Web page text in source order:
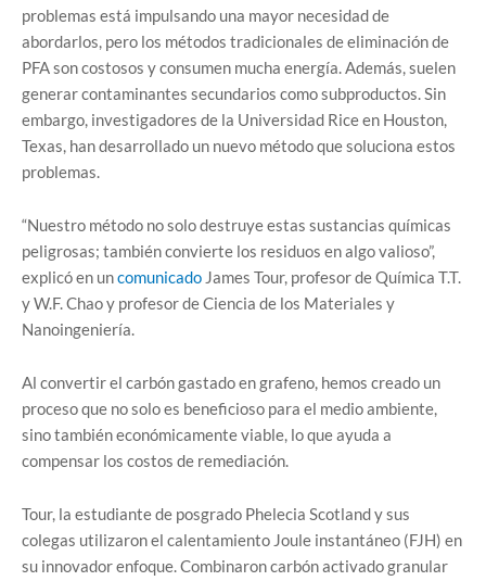
problemas está impulsando una mayor necesidad de
abordarlos, pero los métodos tradicionales de eliminación de
PFA son costosos y consumen mucha energía. Además, suelen
generar contaminantes secundarios como subproductos. Sin
embargo, investigadores de la Universidad Rice en Houston,
Texas, han desarrollado un nuevo método que soluciona estos
problemas.
“Nuestro método no solo destruye estas sustancias químicas
peligrosas; también convierte los residuos en algo valioso”,
explicó en uncomunicado James Tour, profesor de Química T.T.
y W.F. Chao y profesor de Ciencia de los Materiales y
Nanoingeniería.
Al convertir el carbón gastado en grafeno, hemos creado un
proceso que no solo es beneficioso para el medio ambiente,
sino también económicamente viable, lo que ayuda a
compensar los costos de remediación.
Tour, la estudiante de posgrado Phelecia Scotland y sus
colegas utilizaron el calentamiento Joule instantáneo (FJH) en
su innovador enfoque. Combinaron carbón activado granular